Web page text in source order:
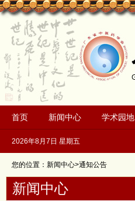
首页 新闻中心 学术园地
2026年8月7日 星期五
您的位置：新闻中心>通知公告
新闻中心